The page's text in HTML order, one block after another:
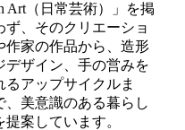
Art（日常芸術）」を掲
、そのクリエーショ
作家の作品から、造形
デザイン、手の営みを
アップサイクルま
美意識のある暮らし
案しています。